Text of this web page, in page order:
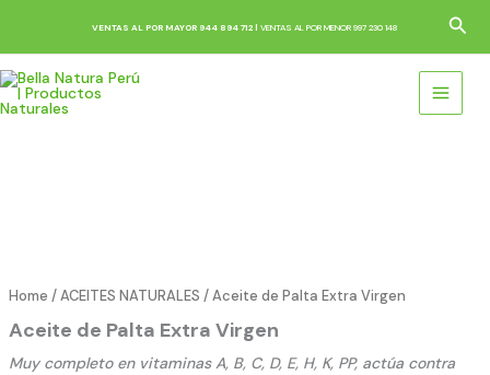
content
VENTAS AL POR MAYOR 944 894 712 | VENTAS AL POR MENOR 997 230 148
Home /ACEITES NATURALES / Aceite de Palta Extra Virgen
Aceite de Palta Extra Virgen
Muy completo en vitaminas A, B, C, D, E, H, K, PP, actúa contra